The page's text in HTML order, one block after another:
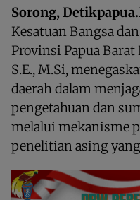
Sorong,
Kesatuan Bangsa
Provinsi Papua Barat
S.E., M.Si,
daerah dalam
pengetahuan dan
melalui mekanisme
penelitian asing